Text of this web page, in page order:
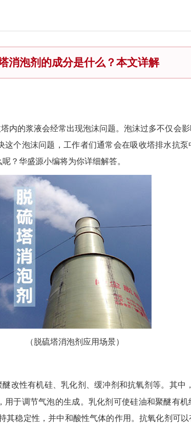
消泡剂的成分是什么？本文详解
内的浆液会经常出现泡沫问题。泡沫过多不仅会
这个泡沫问题 ， 工作者们通常会在吸收塔排水抗泵
呢？华盛源小编将为你详细解答。
（ 脱硫塔消泡剂应用场景）
醚改性有机硅、乳化剂、缓冲剂和抗氧剂等。其中
用于调节气泡的生成。乳化剂可使硅油和聚醚有
其稳定性，并中和酸性气体的作用。抗氧化剂可